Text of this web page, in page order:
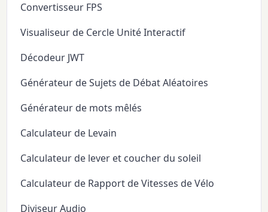
Convertisseur FPS
Visualiseur de Cercle Unité Interactif
Décodeur JWT
Générateur de Sujets de Débat Aléatoires
Générateur de mots mêlés
Calculateur de Levain
Calculateur de lever et coucher du soleil
Calculateur de Rapport de Vitesses de Vélo
Diviseur Audio